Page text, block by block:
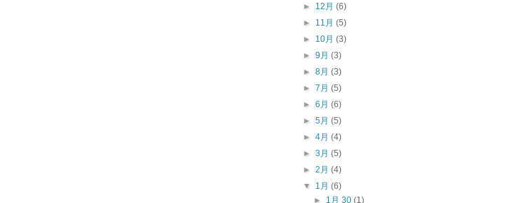
► 12月(6)
► 11月(5)
► 10月(3)
►9月(3)
►8月(3)
►7月(5)
►6月(6)
►5月(5)
►4月(4)
►3月(5)
►2月(4)
▼ 1月(6)
► 1月 30 (1)